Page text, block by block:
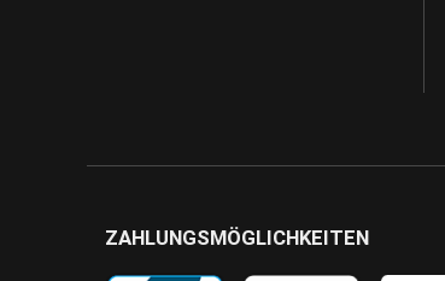
ZAHLUNGSMÖGLICHKEITEN